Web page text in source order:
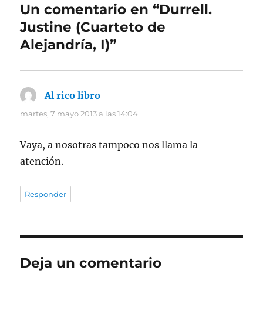
Un comentario en “Durrell.
Justine (Cuarteto de
Alejandría, I)”
Al rico libro
martes, 7 mayo 2013 a las 14:04
Vaya, a nosotras tampoco nos llama la
atención.
Responder
Deja un comentario